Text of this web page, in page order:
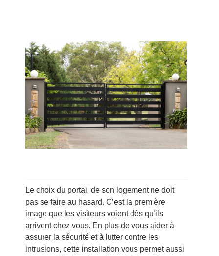
Le choix du portail de son logement ne doit
pas se faire au hasard. C’est la première
image que les visiteurs voient dès qu’ils
arrivent chez vous. En plus de vous aider à
assurer la sécurité et à lutter contre les
intrusions, cette installation vous permet aussi